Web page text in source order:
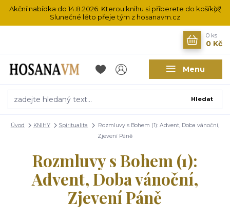
Akční nabídka do 14.8.2026. Kterou knihu si přiberete do košíku?
Slunečné léto přeje tým z hosanavm.cz
Menu
Hledat
0 ks
0 Kč
Úvod KNIHY Spiritualita
Rozmluvy s Bohem (1): Advent, Doba vánoční,
Zjevení Páně
Rozmluvy s Bohem (1):
Advent, Doba vánoční,
Zjevení Páně